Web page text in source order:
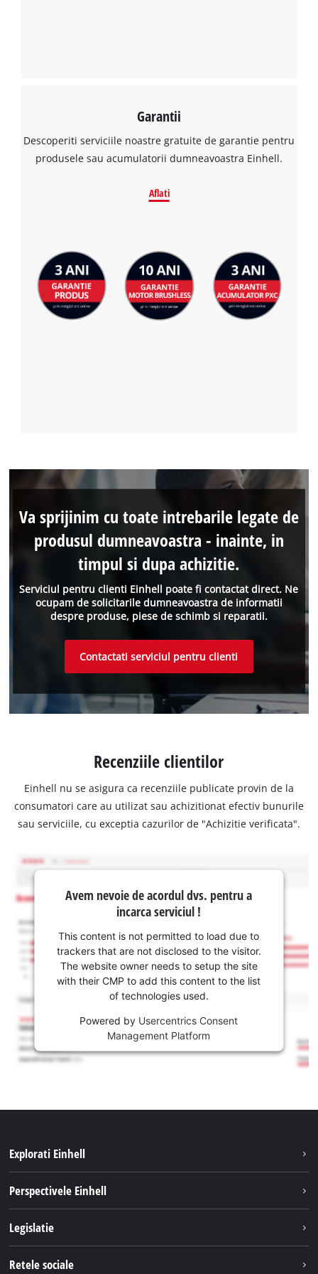
Garantii
Descoperiti serviciile noastre gratuite de garantie pentru
produsele sau acumulatorii dumneavoastra Einhell.
Aflati
Serviciul pentru clienti Einhell poate fi contactat direct. Ne
ocupam de solicitarile dumneavoastra de informatii
despre produse, piese de schimb si reparatii.
Va sprijinim cu toate intrebarile legate de
produsul dumneavoastra - inainte, in
timpul si dupa achizitie.
Contactati serviciul pentru clienti
Recenziile clientilor
Einhell nu se asigura ca recenziile publicate provin de la
consumatori care au utilizat sau achizitionat efectiv bunurile
sau serviciile, cu exceptia cazurilor de "Achizitie verificata".
Avem nevoie de acordul dvs. pentru a
incarca serviciul !
This content is not permitted to load due to
trackers that are not disclosed to the visitor.
The website owner needs to setup the site
with their CMP to add this content to the list
of technologies used.
Powered by Usercentrics Consent
Management Platform
Explorati Einhell
Sistemul de acumulatori
Perspectivele Einhell
Einhell in lume
Legislatie
Retele sociale